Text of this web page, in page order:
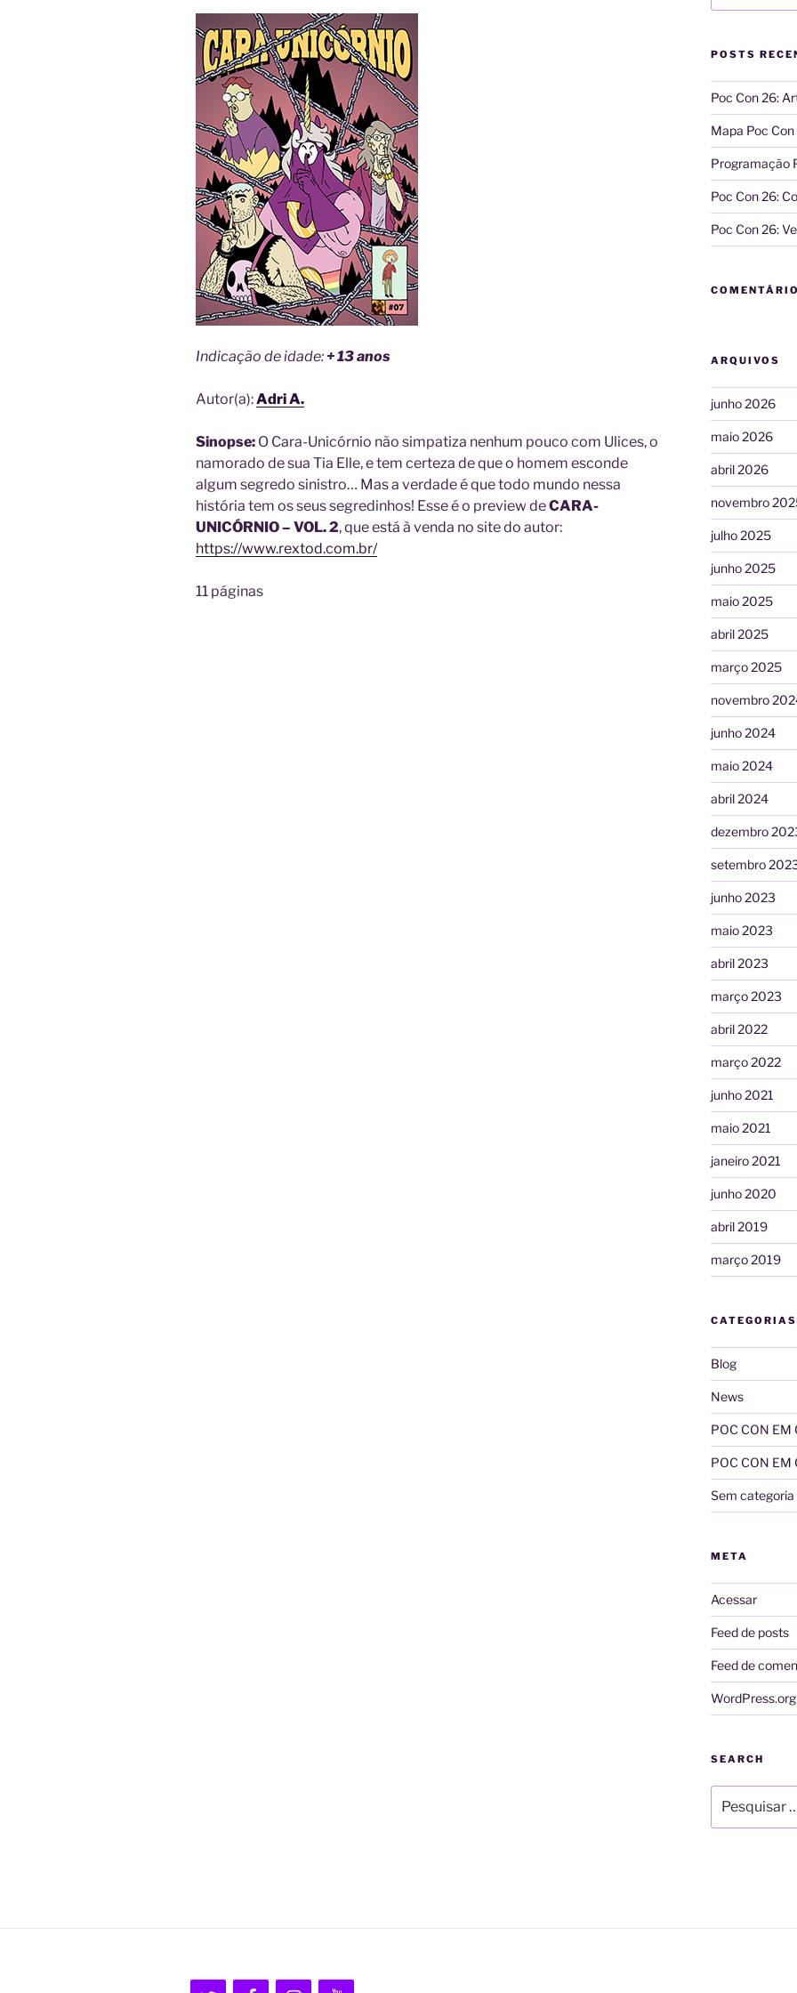
Indicação de idade: + 13 anos
Autor(a):Adri A.
Sinopse: O Cara-Unicórnio não simpatiza nenhum pouco com Ulices, o
namorado de sua Tia Elle, e tem certeza de que o homem esconde
algum segredo sinistro… Mas a verdade é que todo mundo nessa
história tem os seus segredinhos! Esse é o preview deCARA-
UNICÓRNIO – VOL. 2, que está à venda no site do autor:
https://www.rextod.com.br/
11 páginas
POSTS
Poc Con 26:
Mapa Poc Con
Programação
Poc Con 26:
Poc Con 26:
ARQUIVOS
junho 2026
maio 2026
abril 2026
novembro
julho 2025
junho 2025
maio 2025
abril 2025
março 2025
novembro
junho 2024
maio 2024
abril 2024
dezembro
setembro
junho 2023
maio 2023
abril 2023
março 2023
abril 2022
março 2022
junho 2021
maio 2021
janeiro 2021
junho 2020
abril 2019
março 2019
CATEGORIAS
Blog
News
POC CON EM
POC CON EM
Sem categoria
META
Acessar
Feed de posts
Feed de
WordPress.org
SEARCH
por: